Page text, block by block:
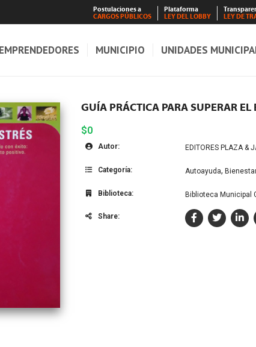
Postulaciones a
CARGOS PÚBLICOS
Plataforma
LEY DEL LOBBY
LEY DE
EMPRENDEDORES MUNICIPIO UNIDADES
GUÍA PRÁCTICA PARA SUPERAR EL
$0
Autor: EDITORES PLAZA &
Categoría: Autoayuda,
Biblioteca: Biblioteca Municipal
Share: